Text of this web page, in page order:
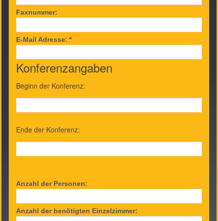
Faxnummer:
E-Mail Adresse: *
Konferenzangaben
Beginn der Konferenz:
Ende der Konferenz:
Anzahl der Personen:
Anzahl der benötigten Einzelzimmer: